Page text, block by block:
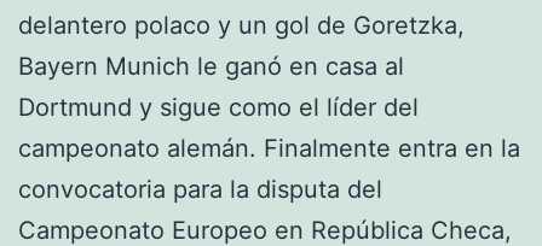
delantero polaco y un gol de Goretzka,
Bayern Munich le ganó en casa al
Dortmund y sigue como el líder del
campeonato alemán. Finalmente entra en la
convocatoria para la disputa del
Campeonato Europeo en República Checa,